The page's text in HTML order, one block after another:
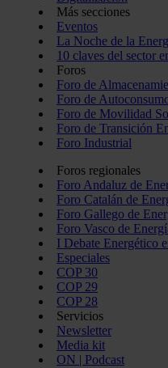
Más secciones
Eventos
La Noche de la
10 claves del sector
Foros
Foro de
Foro de
Foro de Movilidad
Foro de Transición
Foro Industrial
Foros regionales
Foro Andaluz de
Foro Catalán de
Foro Gallego de
Foro Vasco de
I Debate Energético
Especiales
COP 30
COP 29
COP 28
Servicios
Newsletter
Media kit
ON | Podcast